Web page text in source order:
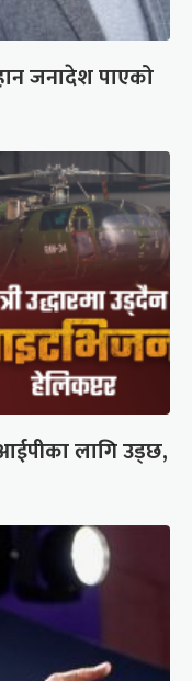
जनादेश पाएको
लागि उड्छ,